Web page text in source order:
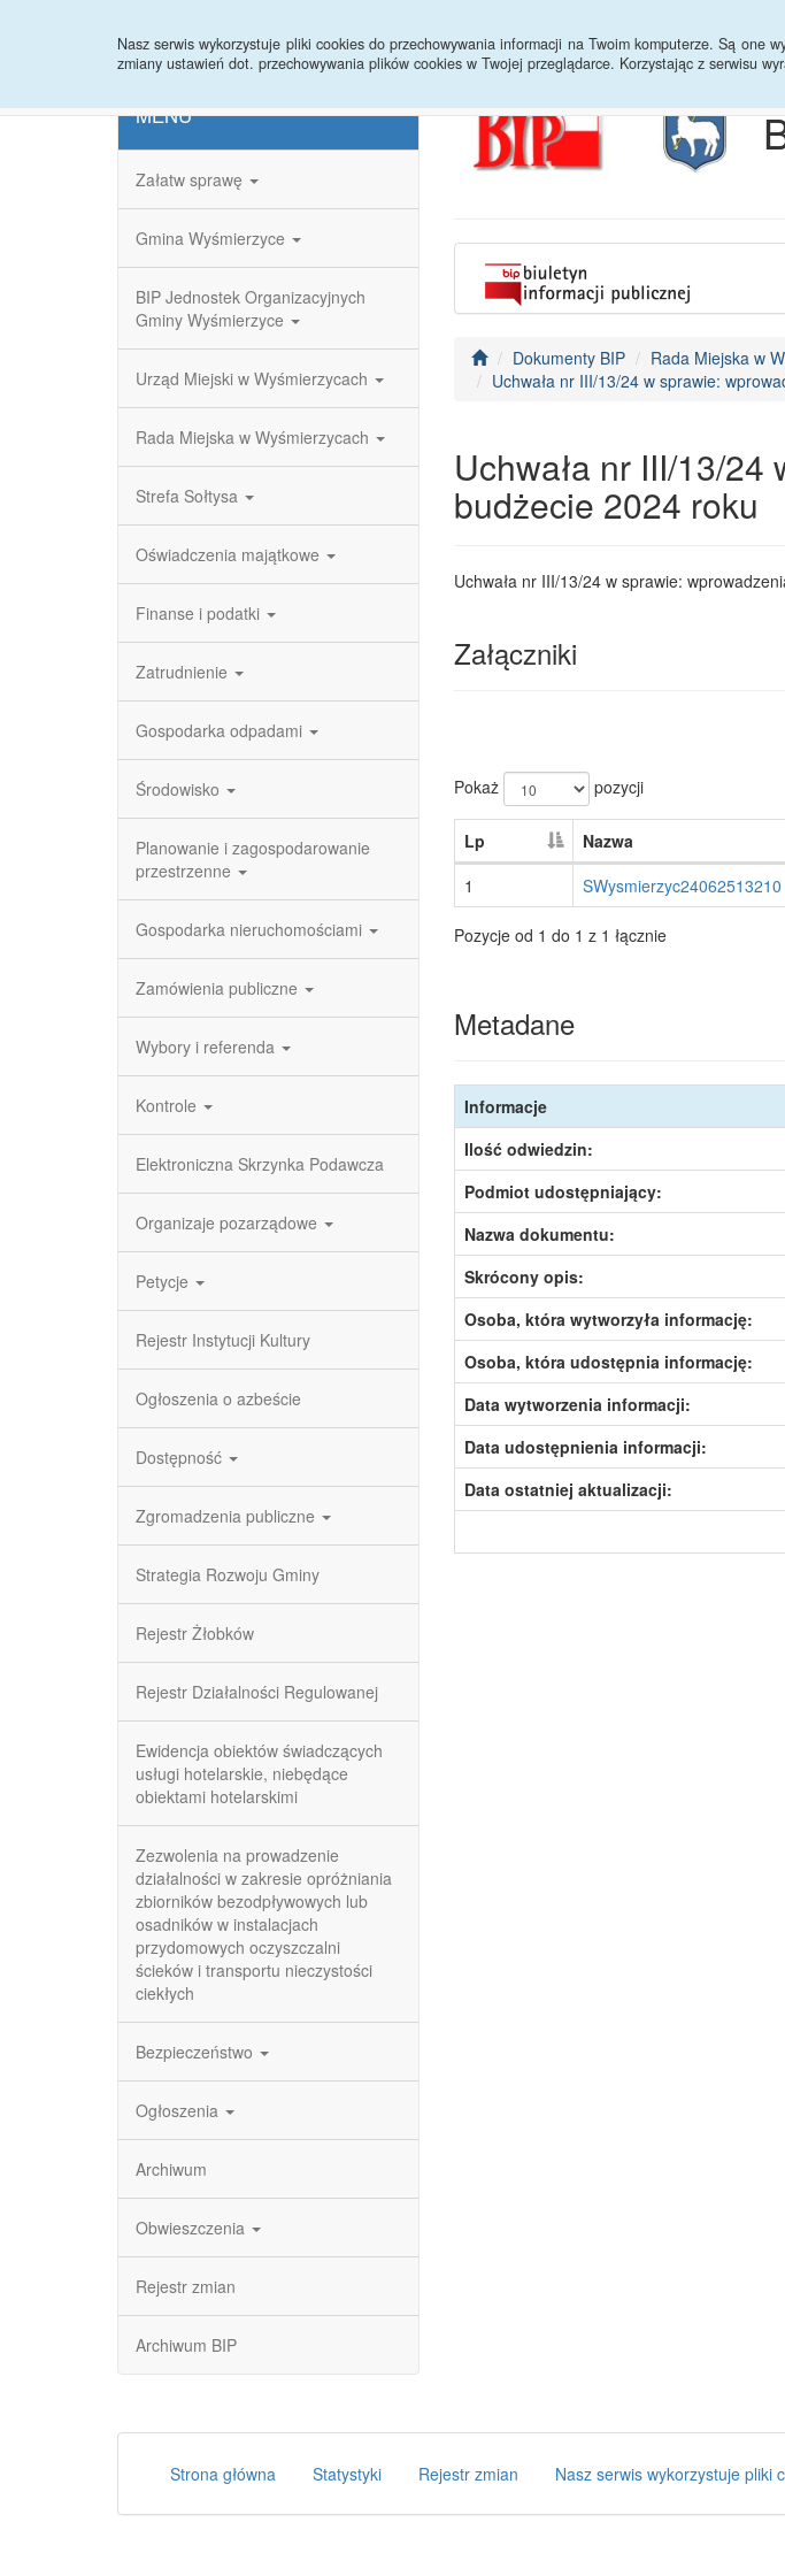
Nasz serwis wykorzystuje pliki cookies do przechowywania informacji na Twoim komputerze. Są one
zmiany ustawień dot. przechowywania plików cookies w Twojej przeglądarce. Korzystając z serwisu
MENU
Załatw sprawę
Gmina Wyśmierzyce
BIP Jednostek Organizacyjnych
Gminy Wyśmierzyce
Urząd Miejski w Wyśmierzycach
Rada Miejska w Wyśmierzycach
Strefa Sołtysa
Oświadczenia majątkowe
Finanse i podatki
Zatrudnienie
Gospodarka odpadami
Środowisko
Planowanie i zagospodarowanie
przestrzenne
Gospodarka nieruchomościami
Zamówienia publiczne
Wybory i referenda
Kontrole
Elektroniczna Skrzynka Podawcza
Organizaje pozarządowe
Petycje
Rejestr Instytucji Kultury
Ogłoszenia o azbeście
Dostępność
Zgromadzenia publiczne
Strategia Rozwoju Gminy
Rejestr Żłobków
Rejestr Działalności Regulowanej
Ewidencja obiektów świadczących
usługi hotelarskie, niebędące
obiektami hotelarskimi
Zezwolenia na prowadzenie
działalności w zakresie opróżniania
zbiorników bezodpływowych lub
osadników w instalacjach
przydomowych oczyszczalni
ścieków i transportu nieczystości
ciekłych
Bezpieczeństwo
Ogłoszenia
Archiwum
Obwieszczenia
Rejestr zmian
Archiwum BIP
Dokumenty BIP Rada Miejska w
Uchwała nr III/13/24 w sprawie:
Uchwała nr III/13/
budżecie 2024 roku
Uchwała nr III/13/24 w sprawie:
Załączniki
Pokaż pozycji
Lp Nazwa
1
SWysmierzyc24062513210
Pozycje od 1 do 1 z 1 łącznie
Metadane
Informacje
Ilość odwiedzin:
Podmiot udostępniający:
Nazwa dokumentu:
Skrócony opis:
Osoba, która wytworzyła informację:
Osoba, która udostępnia informację:
Data wytworzenia informacji:
Data udostępnienia informacji:
Data ostatniej aktualizacji:
Strona główna Statystyki Rejestr zmian Nasz serwis wykorzystuje pliki